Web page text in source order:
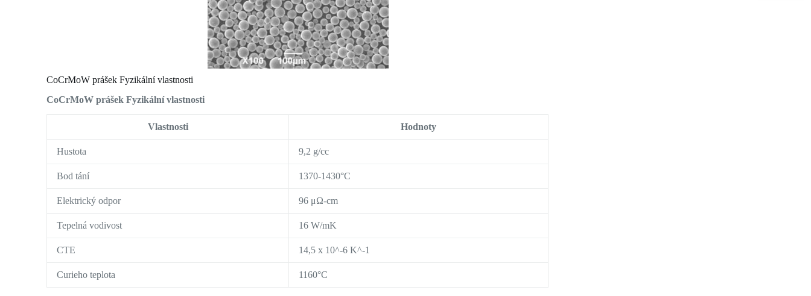
CoCrMoW prášek Fyzikální vlastnosti
CoCrMoW prášek Fyzikální vlastnosti
Vlastnosti Hodnoty
Hustota 9,2 g/cc
Bod tání 1370-1430°C
Elektrický odpor 96 μΩ-cm
Tepelná vodivost 16 W/mK
CTE 14,5 x 10^-6 K^-1
Curieho teplota 1160°C